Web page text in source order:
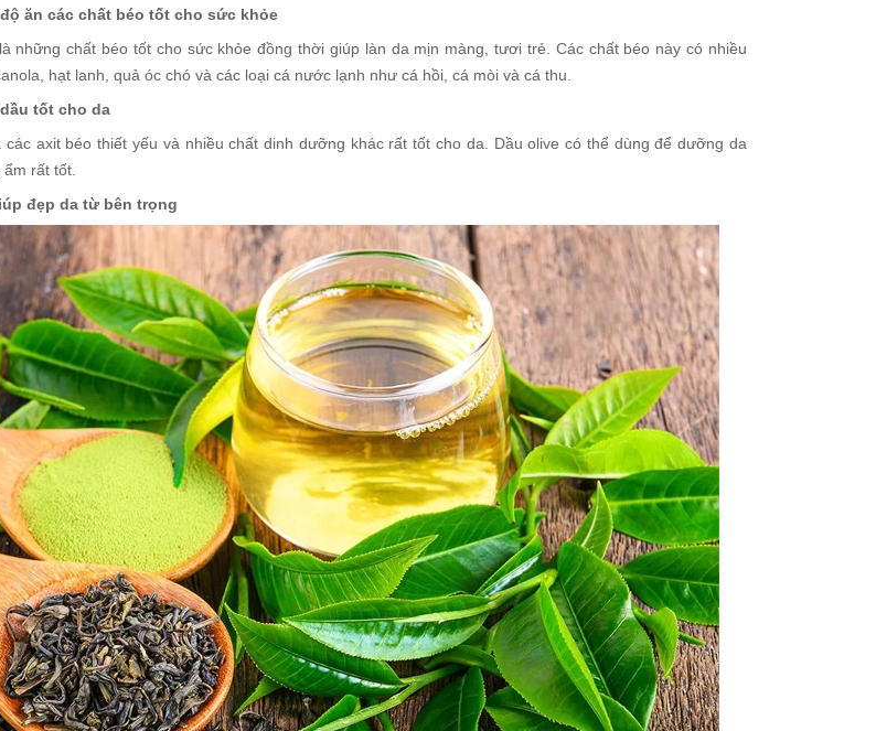
ăn các chất béo tốt cho sức khỏe
những chất béo tốt cho sức khỏe đồng thời giúp làn da mịn màng, tươi trẻ. Các chất béo này có nhiều
hạt lanh, quả óc chó và các loại cá nước lạnh như cá hồi, cá mòi và cá thu.
tốt cho da
các axit béo thiết yếu và nhiều chất dinh dưỡng khác rất tốt cho da. Dầu olive có thể dùng để dưỡng da
rất tốt.
đẹp da từ bên trọng